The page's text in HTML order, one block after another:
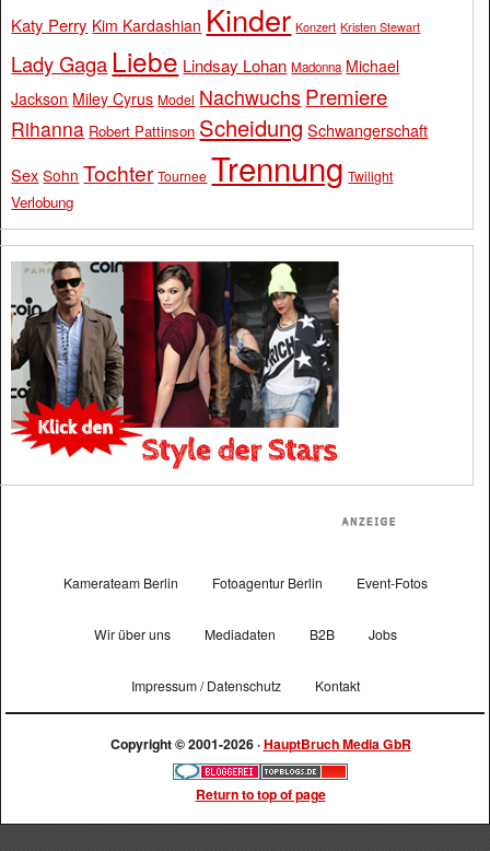
Katy Perry Kim Kardashian Kinder Konzert Kristen Stewart
Lady Gaga Liebe Lindsay Lohan Madonna Michael
Jackson Miley Cyrus Model Nachwuchs Premiere
Rihanna Robert Pattinson Scheidung Schwangerschaft
Sex Sohn Tochter Tournee Trennung Twilight
Verlobung
Kamerateam Berlin Fotoagentur Berlin Event-Fotos
Wir über uns Mediadaten B2B Jobs
Impressum / Datenschutz Kontakt
Copyright © 2001-2026 ·HauptBruch Media GbR
Return to top of page